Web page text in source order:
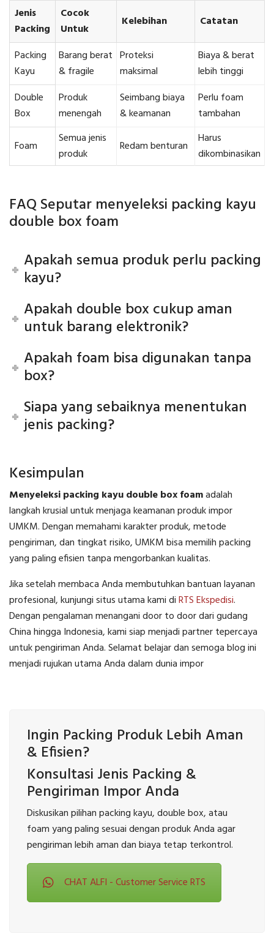
Jenis
Packing
Cocok
Untuk
Kelebihan Catatan
Packing
Kayu
Barang berat
& fragile
Proteksi
maksimal
Biaya & berat
lebih tinggi
Double
Box
Produk
menengah
Seimbang biaya
& keamanan
Perlu foam
tambahan
Foam
Semua jenis
produk
Redam benturan
Harus
dikombinasikan
FAQ Seputar menyeleksi packing kayu
double box foam
Apakah semua produk perlu packing
kayu?
Apakah double box cukup aman
untuk barang elektronik?
Apakah foam bisa digunakan tanpa
box?
Siapa yang sebaiknya menentukan
jenis packing?
Kesimpulan
Menyeleksi packing kayu double box foamadalah
langkah krusial untuk menjaga keamanan produk impor
UMKM. Dengan memahami karakter produk, metode
pengiriman, dan tingkat risiko, UMKM bisa memilih packing
yang paling efisien tanpa mengorbankan kualitas.
Jika setelah membaca Anda membutuhkan bantuan layanan
profesional, kunjungi situs utama kami diRTS Ekspedisi.
Dengan pengalaman menangani door to door dari gudang
China hingga Indonesia, kami siap menjadi partner tepercaya
untuk pengiriman Anda. Selamat belajar dan semoga blog ini
menjadi rujukan utama Anda dalam dunia impor
Ingin Packing Produk Lebih Aman
& Efisien?
Konsultasi Jenis Packing &
Pengiriman Impor Anda
Diskusikan pilihan packing kayu, double box, atau
foam yang paling sesuai dengan produk Anda agar
pengiriman lebih aman dan biaya tetap terkontrol.
CHAT ALFI - Customer Service RTS